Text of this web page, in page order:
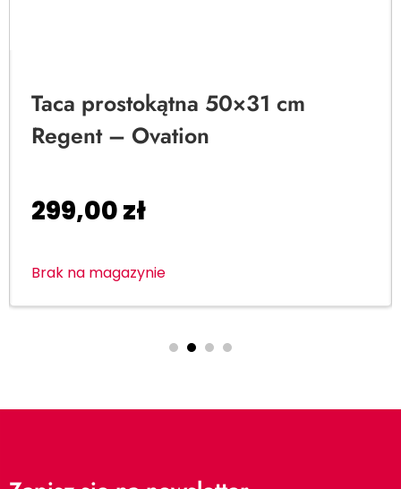
Taca prostokątna 50×31 cm
Regent – Ovation
299,00zł
Brak na magazynie